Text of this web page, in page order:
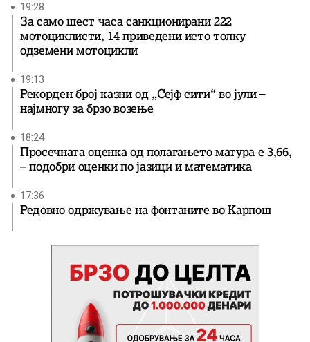
19:28
За само шест часа санкционирани 222
мотоциклисти, 14 приведени исто толку
одземени мотоцикли
19:13
Рекорден број казни од „Сејф сити“ во јули –
најмногу за брзо возење
18:24
Просечната оценка од полагањето матура е 3,66,
– подобри оценки по јазици и математика
17:36
Редовно одржување на фонтаните во Карпош